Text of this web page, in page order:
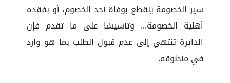
سير الخصومة ينقطع بوفاة أحد الخصوم، أو بفقده
أهلية الخصومة... وتأسيسًا على ما تقدم فإن
الدائرة تنتهي إلى عدم قبول الطلب بما هو وارد
في منطوقه.